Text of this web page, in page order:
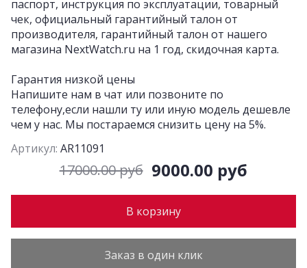
паспорт, инструкция по эксплуатации, товарный
чек, официальный гарантийный талон от
производителя, гарантийный талон от нашего
магазина NextWatch.ru на 1 год, скидочная карта.
Гарантия низкой цены
Напишите нам в чат или позвоните по
телефону,если нашли ту или иную модель дешевле
чем у нас. Мы постараемся снизить цену на 5%.
Артикул: AR11091
17000.00 руб 9000.00 руб
В корзину
Заказ в один клик